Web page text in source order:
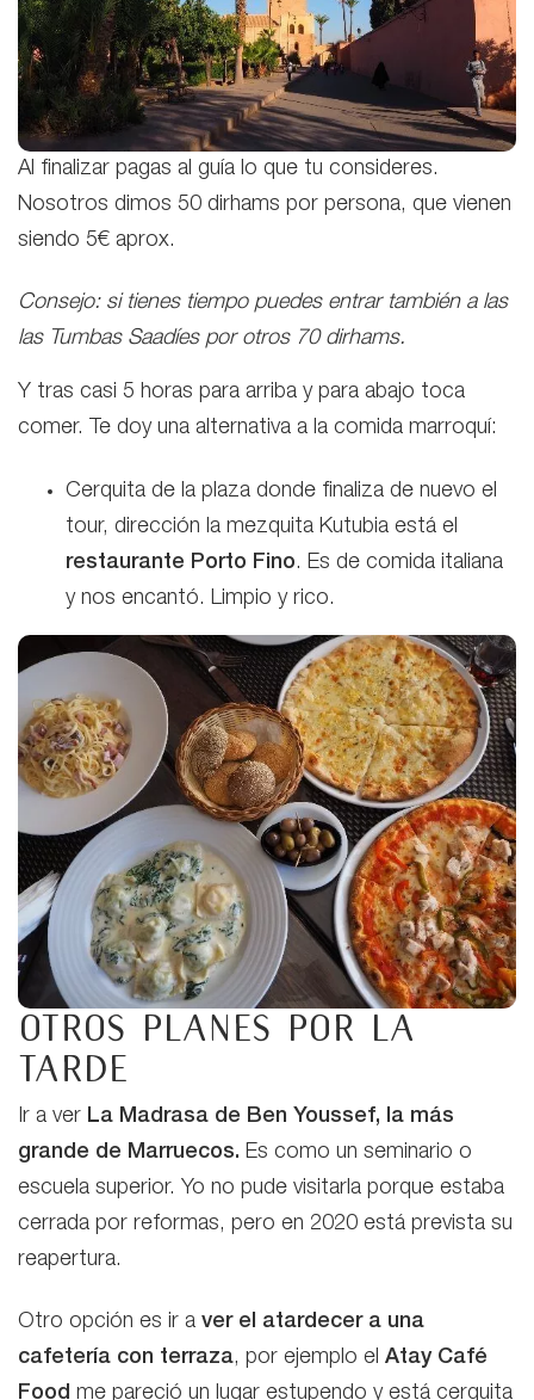
Al finalizar pagas al guía lo que tu consideres.
Nosotros dimos 50 dirhams por persona, que vienen
siendo 5€ aprox.
Consejo: si tienes tiempo puedes entrar también a las
las Tumbas Saadíes por otros 70 dirhams.
Y tras casi 5 horas para arriba y para abajo toca
comer. Te doy una alternativa a la comida marroquí:
Cerquita de la plaza donde finaliza de nuevo el
tour, dirección la mezquita Kutubia está el
restaurante Porto Fino. Es de comida italiana
y nos encantó. Limpio y rico.
Otros planes por la
tarde
Ir a ver La Madrasa de Ben Youssef, la más
grande de Marruecos. Es como un seminario o
escuela superior. Yo no pude visitarla porque estaba
cerrada por reformas, pero en 2020 está prevista su
reapertura.
Otro opción es ir a ver el atardecer a una
cafetería con terraza, por ejemplo el Atay Café
Food me pareció un lugar estupendo y está cerquita